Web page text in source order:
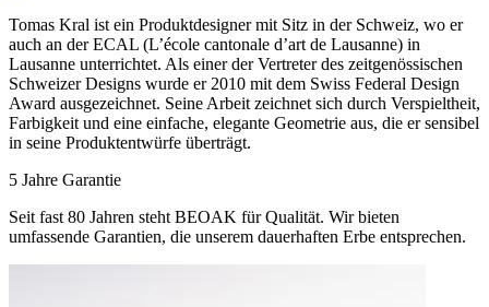
Tomas Kral ist ein Produktdesigner mit Sitz in der Schweiz, wo er
auch an der ECAL (L’école cantonale d’art de Lausanne) in
Lausanne unterrichtet. Als einer der Vertreter des zeitgenössischen
Schweizer Designs wurde er 2010 mit dem Swiss Federal Design
Award ausgezeichnet. Seine Arbeit zeichnet sich durch Verspieltheit,
Farbigkeit und eine einfache, elegante Geometrie aus, die er sensibel
in seine Produktentwürfe überträgt.
5 Jahre Garantie
Seit fast 80 Jahren steht BEOAK für Qualität. Wir bieten
umfassende Garantien, die unserem dauerhaften Erbe entsprechen.